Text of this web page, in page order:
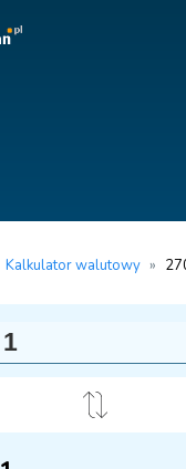
Kalkulator walutowy »